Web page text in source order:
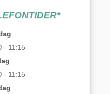
- 11:15
- 11:15